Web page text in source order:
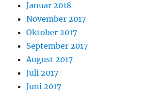
Januar 2018
November 2017
Oktober 2017
September 2017
August 2017
Juli 2017
Juni 2017